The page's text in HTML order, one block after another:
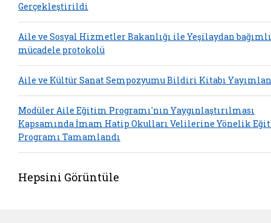
Gerçekleştirildi
Aile ve Sosyal Hizmetler Bakanlığı ile Yeşilaydan
mücadele protokolü
Aile ve Kültür Sanat Sempozyumu Bildiri Kitabı
Modüler Aile Eğitim Programı'nın Yaygınlaştırılması
Kapsamında İmam Hatip Okulları Velilerine Yönelik
Programı Tamamlandı
Hepsini Görüntüle